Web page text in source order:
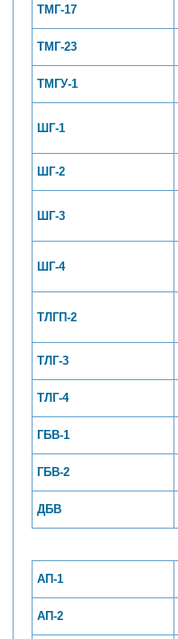
ТМГ-17
ТМГ-23
ТМГУ-1
ШГ-1
ШГ-2
ШГ-3
ШГ-4
ТЛГП-2
ТЛГ-3
ТЛГ-4
ГБВ-1
ГБВ-2
ДБВ
АП-1
АП-2